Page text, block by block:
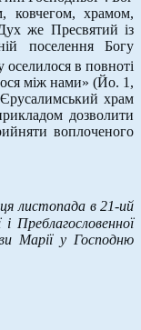
ковчегом, храмом,
же Пресвятий із
поселення Богу
в повноті
між нами» (Йо. 1,
храм
дозволити
воплоченого
листопада в 21-ий
Преблагословенної
Марії у Господню